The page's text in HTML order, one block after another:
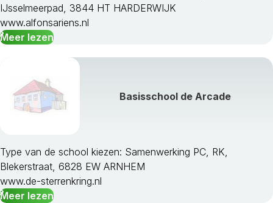
IJsselmeerpad, 3844 HT HARDERWIJK
www.alfonsariens.nl
Meer lezen
Basisschool de Arcade
Type van de school kiezen: Samenwerking PC, RK,
Blekerstraat, 6828 EW ARNHEM
www.de-sterrenkring.nl
Meer lezen